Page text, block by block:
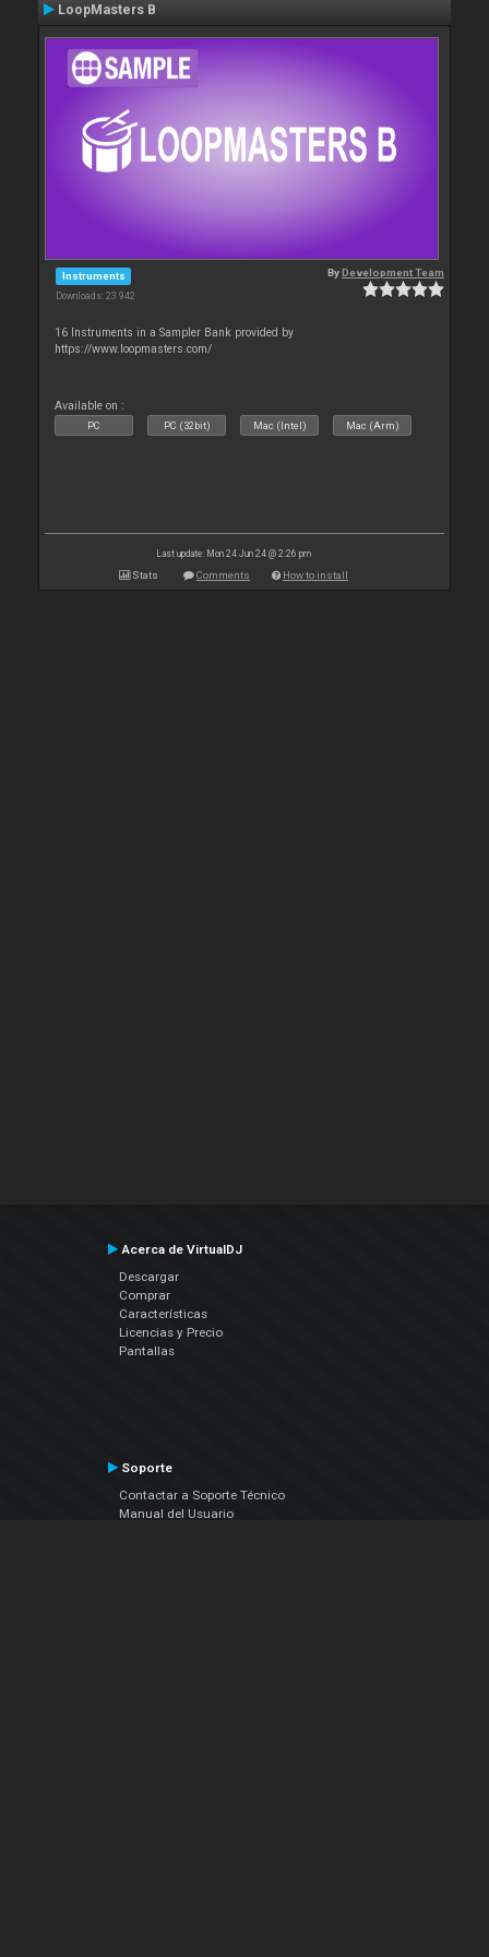
LoopMasters B
Instruments
Downloads: 23 942
ByDevelopment Team
16 Instruments in a Sampler Bank provided by
https://www.loopmasters.com/
Available on :
PC PC (32bit) Mac (Intel) Mac (Arm)
Last update: Mon 24 Jun 24 @ 2:26 pm
Stats Comments How to install
Acerca de VirtualDJ
Descargar
Comprar
Características
Licencias y Precio
Pantallas
Soporte
Contactar a Soporte Técnico
Manual del Usuario